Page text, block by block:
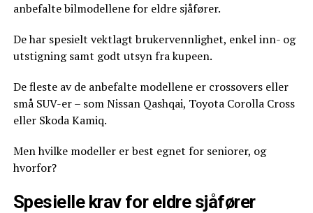
anbefalte bilmodellene for eldre sjåfører.
De har spesielt vektlagt brukervennlighet, enkel inn- og
utstigning samt godt utsyn fra kupeen.
De fleste av de anbefalte modellene er crossovers eller
små SUV-er – som Nissan Qashqai, Toyota Corolla Cross
eller Skoda Kamiq.
Men hvilke modeller er best egnet for seniorer, og
hvorfor?
Spesielle krav for eldre sjåfører